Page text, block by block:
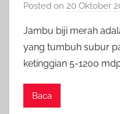
Posted on 20 Oktober
Jambu biji merah
yang tumbuh subur
ketinggian 5-1200
Baca